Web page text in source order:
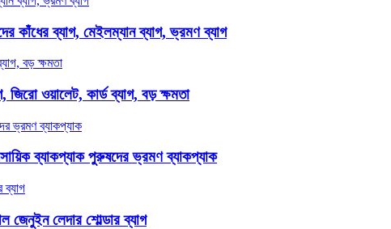
কাঁধের ব্যাগ, মেইলম্যান ব্যাগ, ভ্রমণ ব্যাগ
ওয়ালেট, কার্ড ব্যাগ, বড় ক্ষমতা
ব্যাকপ্যাক পুরুষদের ভ্রমণ ব্যাকপ্যাক
জেনুইন লেদার শোল্ডার ব্যাগ